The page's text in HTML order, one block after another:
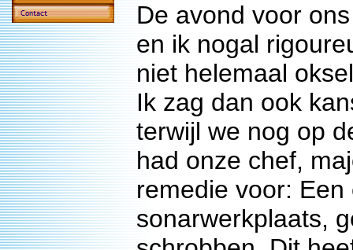
De avond voor
en ik nogal
niet helemaal
Ik zag dan ook
terwijl we nog op
had onze chef,
remedie voor:
sonarwerkplaats,